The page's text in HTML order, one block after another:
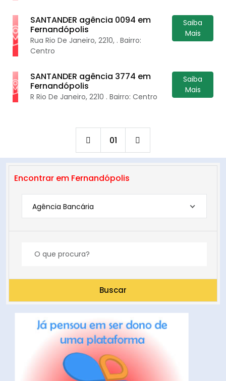
SANTANDER agência 0094 em
Fernandópolis
Rua Rio De Janeiro, 2210, . Bairro:
Centro
Saiba
Mais
SANTANDER agência 3774 em
Fernandópolis
R Rio De Janeiro, 2210 . Bairro: Centro
Saiba
Mais
01
Encontrar em Fernandópolis
Agência Bancária
Buscar